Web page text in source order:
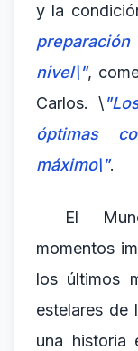
y la
nivel\",
Carlos. \
óptimas
máximo\".
El
momentos
los últimos
estelares de
una historia